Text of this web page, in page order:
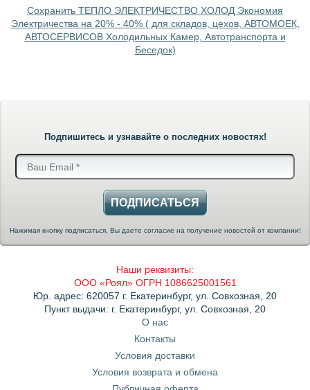
Сохранить ТЕПЛО ЭЛЕКТРИЧЕСТВО ХОЛОД Экономия
Электричества на 20% - 40% ( для складов, цехов, АВТОМОЕК,
АВТОСЕРВИСОВ Холодильных Камер, Автотранспорта и
Беседок)
Подпишитесь и узнавайте о последних новостях!
ПОДПИСАТЬСЯ
Нажимая кнопку подписаться, Вы даете согласие на получение новостей от компании!
Наши реквизиты:
ООО «Роял» ОГРН 1086625001561
Юр. адрес: 620057 г. Екатеринбург, ул. Совхозная, 20
Пункт выдачи: г. Екатеринбург, ул. Совхозная, 20
О нас
Контакты
Условия доставки
Условия возврата и обмена